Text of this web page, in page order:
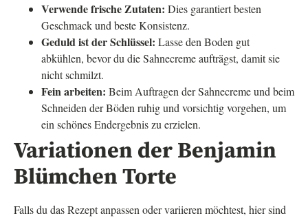
Verwende frische Zutaten: Dies garantiert besten
Geschmack und beste Konsistenz.
Geduld ist der Schlüssel: Lasse den Boden gut
abkühlen, bevor du die Sahnecreme aufträgst, damit sie
nicht schmilzt.
Fein arbeiten: Beim Auftragen der Sahnecreme und beim
Schneiden der Böden ruhig und vorsichtig vorgehen, um
ein schönes Endergebnis zu erzielen.
Variationen der Benjamin
Blümchen Torte
Falls du das Rezept anpassen oder variieren möchtest, hier sind